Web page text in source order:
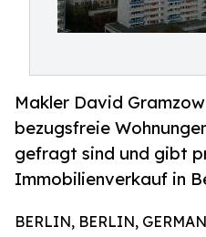
Makler David
bezugsfreie
gefragt sind und gibt
Immobilienverkauf in
BERLIN, BERLIN,